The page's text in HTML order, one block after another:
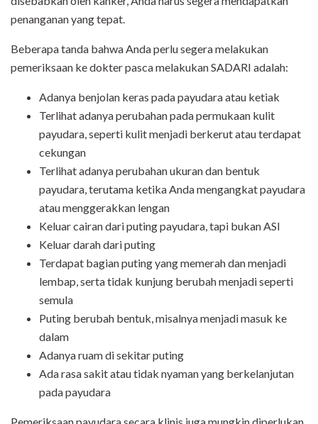
penanganan yang tepat.
Beberapa tanda bahwa Anda perlu segera melakukan
pemeriksaan ke dokter pasca melakukan SADARI adalah:
Adanya benjolan keras pada payudara atau ketiak
Terlihat adanya perubahan pada permukaan kulit
payudara, seperti kulit menjadi berkerut atau terdapat
cekungan
Terlihat adanya perubahan ukuran dan bentuk
payudara, terutama ketika Anda mengangkat payudara
atau menggerakkan lengan
Keluar cairan dari puting payudara, tapi bukan ASI
Keluar darah dari puting
Terdapat bagian puting yang memerah dan menjadi
lembap, serta tidak kunjung berubah menjadi seperti
semula
Puting berubah bentuk, misalnya menjadi masuk ke
dalam
Adanya ruam di sekitar puting
Ada rasa sakit atau tidak nyaman yang berkelanjutan
pada payudara